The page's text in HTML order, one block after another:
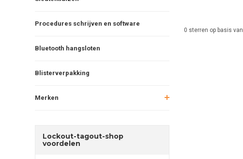
Procedures schrijven en software
Bluetooth hangsloten
Blisterverpakking
Merken
Lockout-tagout-shop
voordelen
0 sterren op basis van